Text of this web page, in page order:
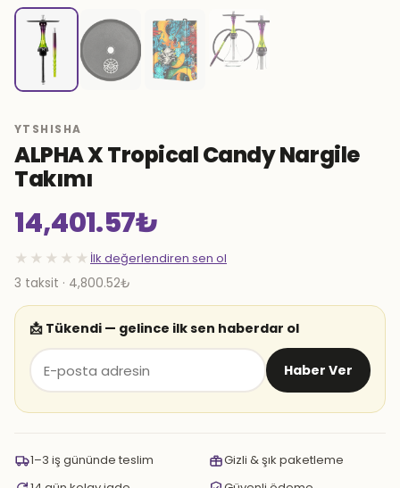
YTSHISHA
ALPHA X Tropical Candy Nargile
Takımı
14,401.57₺
★★★★★ İlk değerlendiren sen ol
3 taksit · 4,800.52₺
📩 Tükendi — gelince ilk sen haberdar ol
Haber Ver
1–3 iş gününde teslim
Gizli & şık paketleme